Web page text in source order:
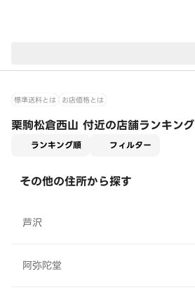
標準送料とは お店価格とは
栗駒松倉西山 付近の店舗ランキング
ランキング順 フィルター
その他の住所から探す
芦沢
阿弥陀堂